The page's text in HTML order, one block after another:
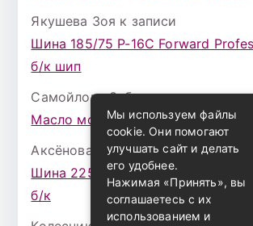
Якушева Зоя к записи
Шина 185/75 Р-16С Forward
б/к шип
Самойлова Забавак записи
Масло моторное ZIC X7 (A+)
Аксёнова Адельк записи
Шина 225/75 Р-16 Nokian Rotiva
б/к
Мы используем файлы
cookie. Они помогают
улучшать сайт и делать
его удобнее.
Нажимая «Принять», вы
соглашаетесь с их
использованием и